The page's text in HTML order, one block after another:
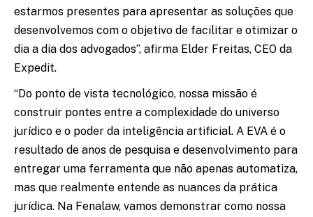
estarmos presentes para apresentar as soluções que
desenvolvemos com o objetivo de facilitar e otimizar o
dia a dia dos advogados”, afirma Elder Freitas, CEO da
Expedit.
“Do ponto de vista tecnológico, nossa missão é
construir pontes entre a complexidade do universo
jurídico e o poder da inteligência artificial. A EVA é o
resultado de anos de pesquisa e desenvolvimento para
entregar uma ferramenta que não apenas automatiza,
mas que realmente entende as nuances da prática
jurídica. Na Fenalaw, vamos demonstrar como nossa